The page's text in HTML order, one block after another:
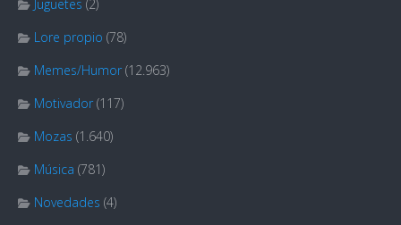
Juguetes (2)
Lore propio (78)
Memes/Humor (12.963)
Motivador (117)
Mozas (1.640)
Música (781)
Novedades (4)